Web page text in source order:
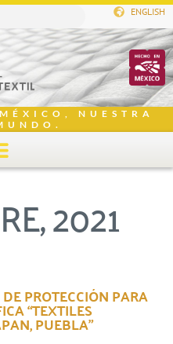
ENGLISH
NUESTRA
2021
PROTECCIÓN PARA
“TEXTILES
PUEBLA”